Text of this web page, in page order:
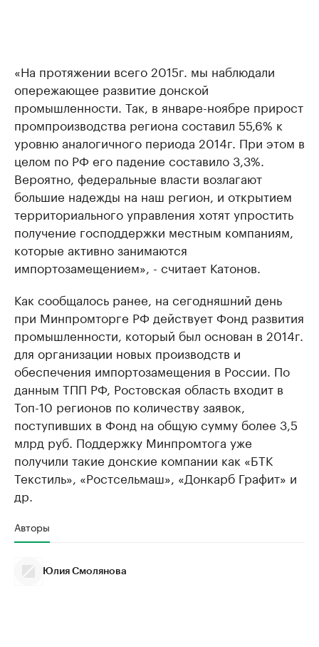
«На протяжении всего 2015г. мы наблюдали
опережающее развитие донской
промышленности. Так, в январе-ноябре прирост
промпроизводства региона составил 55,6% к
уровню аналогичного периода 2014г. При этом в
целом по РФ его падение составило 3,3%.
Вероятно, федеральные власти возлагают
большие надежды на наш регион, и открытием
территориального управления хотят упростить
получение господдержки местным компаниям,
которые активно занимаются
импортозамещением», - считает Катонов.
Как сообщалось ранее, на сегодняшний день
при Минпромторге РФ действует Фонд развития
промышленности, который был основан в 2014г.
для организации новых производств и
обеспечения импортозамещения в России. По
данным ТПП РФ, Ростовская область входит в
Топ-10 регионов по количеству заявок,
поступивших в Фонд на общую сумму более 3,5
млрд руб. Поддержку Минпромтога уже
получили такие донские компании как «БТК
Текстиль», «Ростсельмаш», «Донкарб Графит» и
др.
Авторы
Юлия Смолянова